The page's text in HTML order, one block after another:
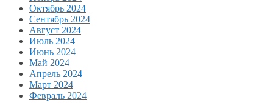
Октябрь 2024
Сентябрь 2024
Август 2024
Июль 2024
Июнь 2024
Май 2024
Апрель 2024
Март 2024
Февраль 2024